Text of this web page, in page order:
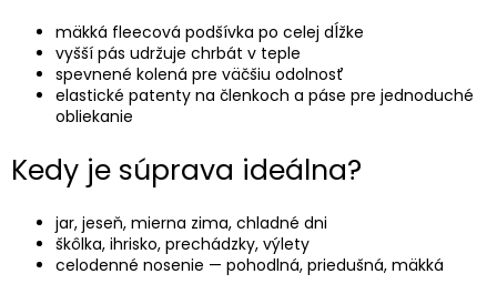
mäkká fleecová podšívka po celej dĺžke
vyšší pás udržuje chrbát v teple
spevnené kolená pre väčšiu odolnosť
elastické patenty na členkoch a páse pre jednoduché
obliekanie
Kedy je súprava ideálna?
jar, jeseň, mierna zima, chladné dni
škôlka, ihrisko, prechádzky, výlety
celodenné nosenie — pohodlná, priedušná, mäkká